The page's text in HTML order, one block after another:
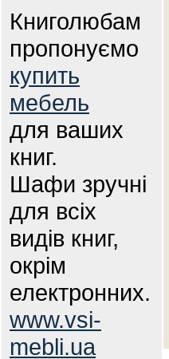
Книголюбам
пропонуємо
купить
мебель
для ваших
книг.
Шафи зручні
для всіх
видів книг,
окрім
електронних.
www.vsi-
mebli.ua